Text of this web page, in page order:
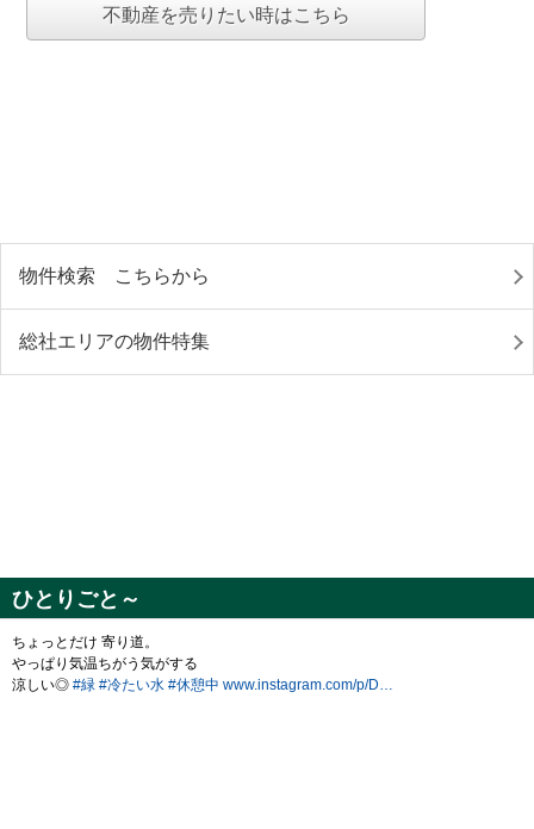
不動産を売りたい時はこちら
物件検索 こちらから
総社エリアの物件特集
ひとりごと～